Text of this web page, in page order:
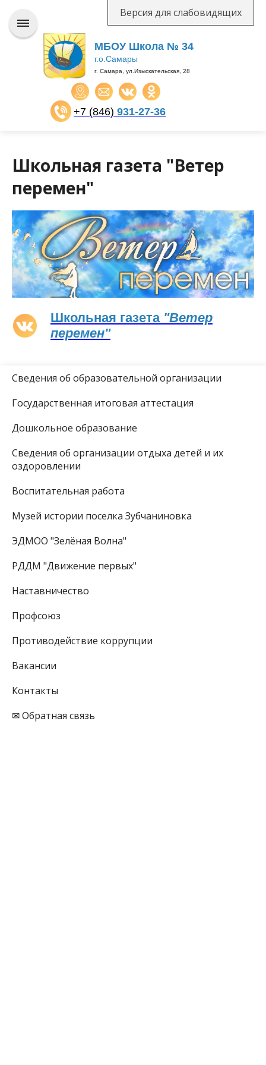
Версия для слабовидящих
МБОУ Школа № 34
г.о.Самары
г. Самара, ул.Изыскательская, 28
+7 (846) 931-27-36
Школьная газета "Ветер
перемен"
Школьная газета "Ветер
перемен"
Сведения об образовательной организации
Государственная итоговая аттестация
Дошкольное образование
Сведения об организации отдыха детей и их
оздоровлении
Воспитательная работа
Музей истории поселка Зубчаниновка
ЭДМОО "Зелёная Волна"
РДДМ "Движение первых"
Наставничество
Профсоюз
Противодействие коррупции
Вакансии
Контакты
✉ Обратная связь